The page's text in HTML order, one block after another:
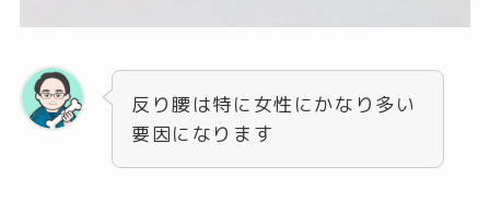
反り腰は特に女性にかなり多い
要因になります